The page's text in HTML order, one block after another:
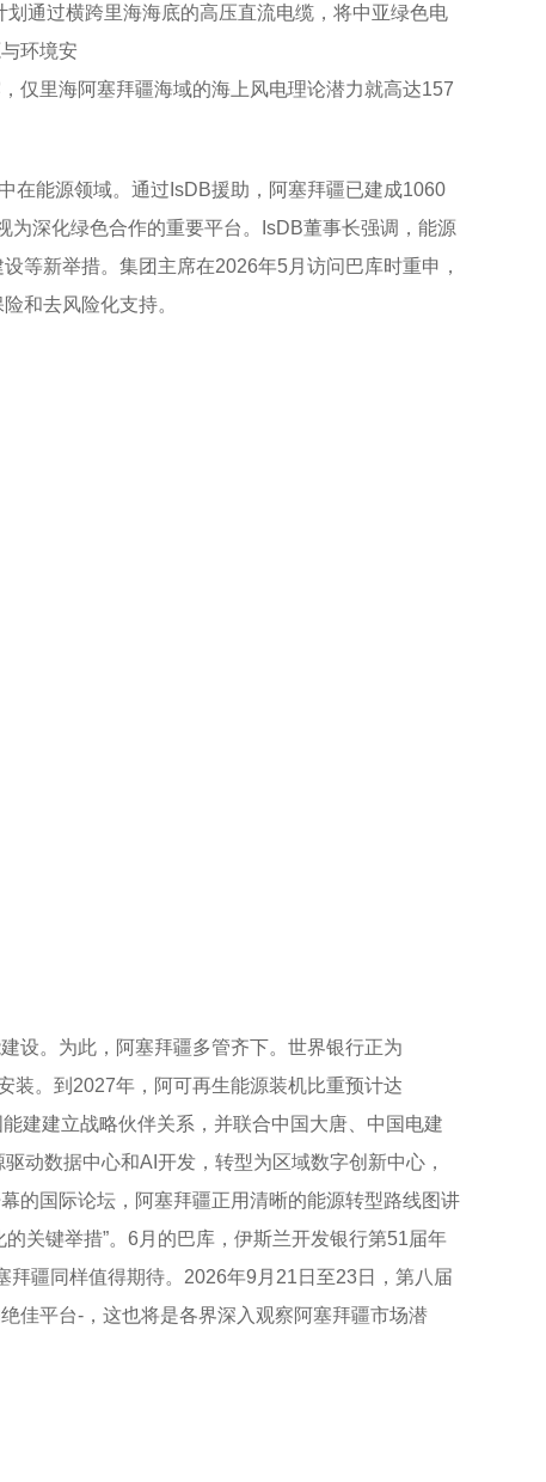
通过横跨里海海底的高压直流电缆，将中亚绿色电
环境安
仅里海阿塞拜疆海域的海上风电理论潜力就高达157
在能源领域。通过IsDB援助，阿塞拜疆已建成1060
为深化绿色合作的重要平台。IsDB董事长强调，能源
等新举措。集团主席在2026年5月访问巴库时重申，
和去风险化支持。
设。为此，阿塞拜疆多管齐下。世界银行正为
装。到2027年，阿可再生能源装机比重预计达
建建立战略伙伴关系，并联合中国大唐、中国电建
动数据中心和AI开发，转型为区域数字创新中心，
的国际论坛，阿塞拜疆正用清晰的能源转型路线图讲
关键举措”。6月的巴库，伊斯兰开发银行第51届年
疆同样值得期待。2026年9月21日至23日，第八届
佳平台-，这也将是各界深入观察阿塞拜疆市场潜